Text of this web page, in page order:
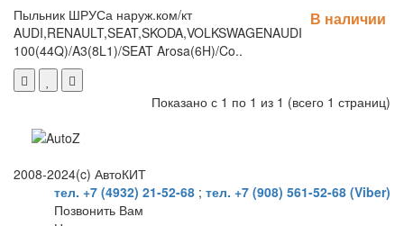
Пыльник ШРУСа наруж.ком/кт
AUDI,RENAULT,SEAT,SKODA,VOLKSWAGENAUDI
100(44Q)/A3(8L1)/SEAT Arosa(6H)/Co..
В наличии
Показано с 1 по 1 из 1 (всего 1 страниц)
2008-2024(c) АвтоКИТ
тел. +7 (4932) 21-52-68 ; тел. +7 (908) 561-52-68 (Viber)
Позвонить Вам